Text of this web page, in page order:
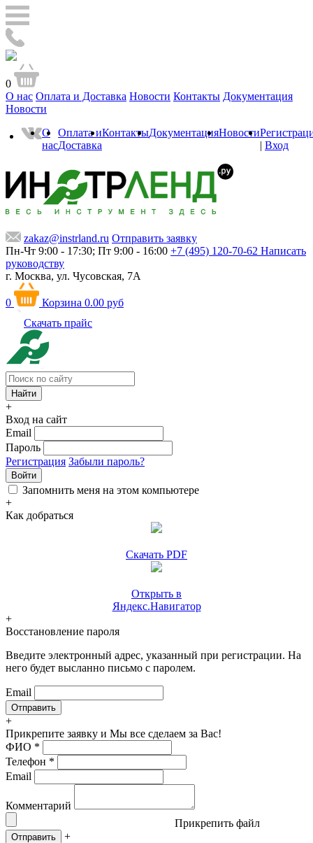
0
О нас Оплата и Доставка Новости Контакты Документация
Новости
О
нас
Оплата и
Доставка
КонтактыДокументацияНовости
| Вход
zakaz@instrland.ru Отправить заявку
Пн-Чт 9:00 - 17:30; Пт 9:00 - 16:00 +7 (495) 120-70-62 Написать
руководству
г. Москва, ул. Чусовская, 7А
0 Корзина 0.00 руб
Скачать прайс
+
Вход на сайт
Email
Пароль
Регистрация Забыли пароль?
Войти
Запомнить меня на этом компьютере
+
Как добраться
Скачать PDF
Открыть в
Яндекс.Навигатор
+
Восстановление пароля
Введите электронный адрес, указанный при регистрации. На
него будет высланно письмо с паролем.
Email
+
Прикрепите заявку и Мы все сделаем за Вас!
ФИО *
Телефон *
Email
Комментарий
Прикрепить файл
Отправить +